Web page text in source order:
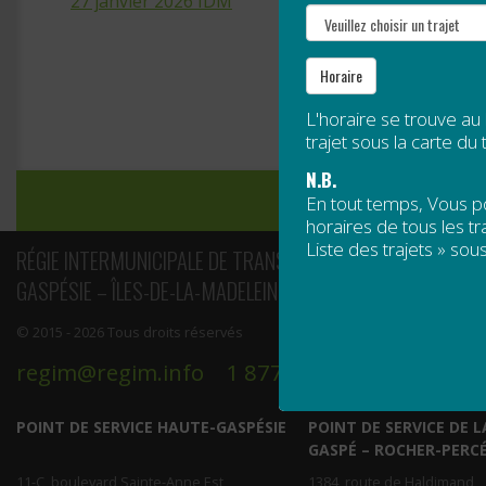
RÉGIE INTERMUNICIPALE DE TRANSPORT
GASPÉSIE – ÎLES-DE-LA-MADELEINE
© 2015 - 2026 Tous droits réservés
regim@regim.info 1 877 521-0841
POINT DE SERVICE HAUTE-GASPÉSIE
11-C, boulevard Sainte-Anne Est
POINT DE SERVICE DE
GASPÉ – ROCHER-PERCÉ
1384, route de Haldimand
Horaire
L'horaire se trouve
trajet sous la carte du
N.B.
En tout temps, Vous
horaires de tous les
Liste des trajets »